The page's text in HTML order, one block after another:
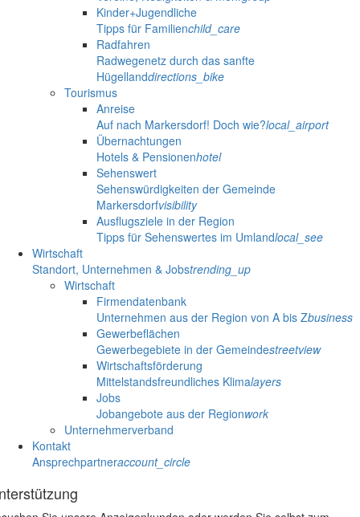
Kinder+Jugendliche
Tipps für Familienchild_care
Radfahren
Radwegenetz durch das sanfte
Hügellanddirections_bike
Tourismus
Anreise
Auf nach Markersdorf! Doch wie?local_airport
Übernachtungen
Hotels & Pensionenhotel
Sehenswert
Sehenswürdigkeiten der Gemeinde
Markersdorfvisibility
Ausflugsziele in der Region
Tipps für Sehenswertes im Umlandlocal_see
Wirtschaft
Standort, Unternehmen & Jobstrending_up
Wirtschaft
Firmendatenbank
Unternehmen aus der Region von A bis Zbusiness
Gewerbeflächen
Gewerbegebiete in der Gemeindestreetview
Wirtschaftsförderung
Mittelstandsfreundliches Klimalayers
Jobs
Jobangebote aus der Regionwork
Unternehmerverband
Kontakt
Ansprechpartneraccount_circle